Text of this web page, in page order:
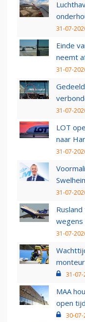
31-07-
Einde
neemt
31-07-
31-07-
LOT
naar
31-07-
31-07-
wegens
31-07-
31-07-
MAA
open
30-